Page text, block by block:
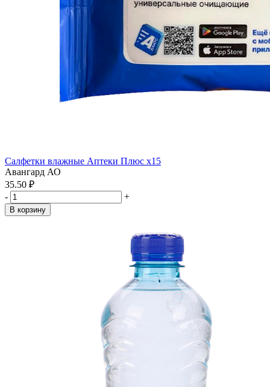
Салфетки влажные Аптеки Плюс x15
Авангард АО
35.50 ₽
-
+
В корзину